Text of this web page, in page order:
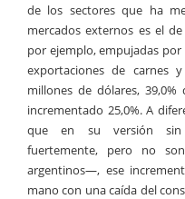
de los sectores que ha
mercados externos es el
por ejemplo, empujadas por
exportaciones de carnes
millones de dólares,
incrementado 25,0%. A
que en su versión sin
fuertemente, pero no
argentinos—, ese
mano con una caída del